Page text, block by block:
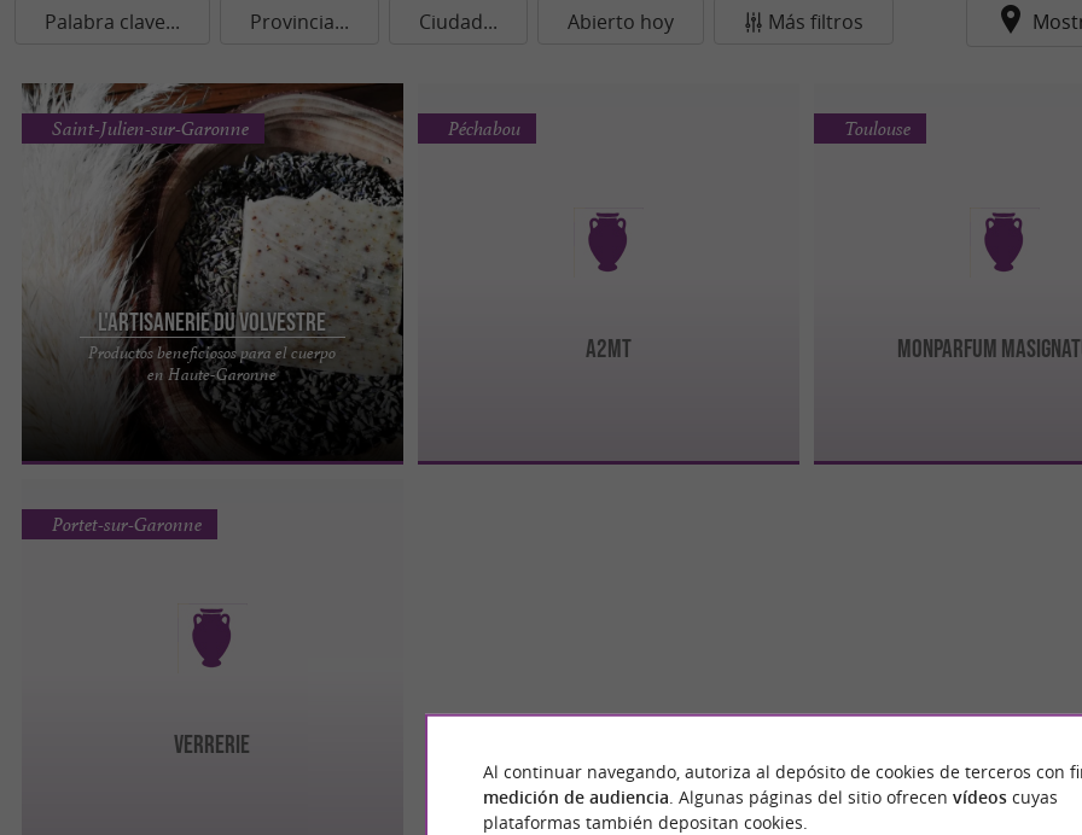
Palabra clave... Provincia... Ciudad... Abierto hoy Más filtros
L'Artisanerie du Volvestre
Productos beneficiosos para el cuerpo
en Haute-Garonne
Saint-Julien-sur-Garonne
Artesanía de Volvestre: productos beneficiosos
para el cuerpo por descubrir en Haute-Garonne
Apasionada por la ...
A2MT
Péchabou
Monparfum
Toulouse
Verrerie
Portet-sur-Garonne
Al continuar navegando, autoriza al depósito de cookies de terceros con
medición de audiencia . Algunas páginas del sitio ofrecen vídeoscuyas
plataformas también depositan cookies.